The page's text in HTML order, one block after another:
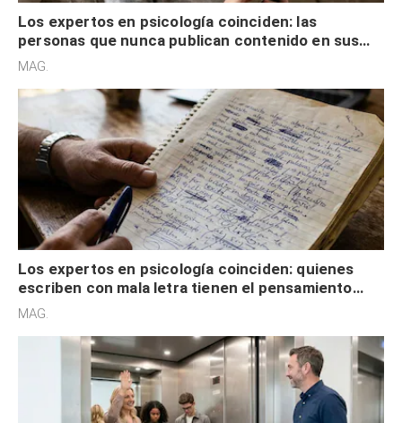
Los expertos en psicología coinciden: las
personas que nunca publican contenido en sus
redes sociales no pretenden buscar validación
MAG.
Los expertos en psicología coinciden: quienes
escriben con mala letra tienen el pensamiento
acelerado y no lo hacen por desinterés
MAG.